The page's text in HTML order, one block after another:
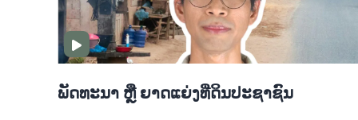
ພັດທະນາ ຫຼື ຍາດແຍ່ງທີ່ດິນປະຊາຊົນ